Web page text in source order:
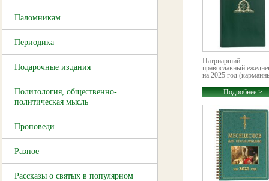
Паломникам
Периодика
Подарочные издания
Политология, общественно-
политическая мысль
Проповеди
Разное
Рассказы о святых в популярном
Патриарший
православный
на 2025 год
Подробнее >